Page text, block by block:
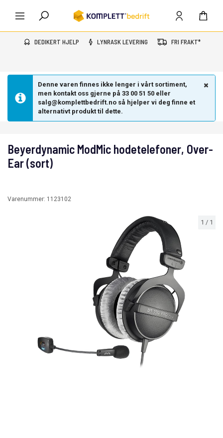
DEDIKERT HJELP LYNRASK LEVERING FRI FRAKT*
Denne varen finnes ikke lenger i vårt sortiment,
men kontakt oss gjerne på 33 00 51 50 eller
salg@komplettbedrift.no så hjelper vi deg finne et
alternativt produkt til dette.
1 / 1
Beyerdynamic ModMic hodetelefoner, Over-
Ear (sort)
Varenummer: 1123102